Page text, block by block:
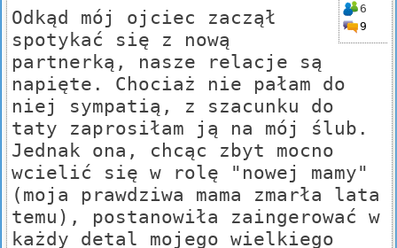
6
9
Odkąd mój ojciec zaczął
spotykać się z nową
partnerką, nasze relacje są
napięte. Chociaż nie pałam do
niej sympatią, z szacunku do
taty zaprosiłam ją na mój ślub.
Jednak ona, chcąc zbyt mocno
wcielić się w rolę "nowej mamy"
(moja prawdziwa mama zmarła lata
temu), postanowiła zaingerować w
każdy detal mojego wielkiego